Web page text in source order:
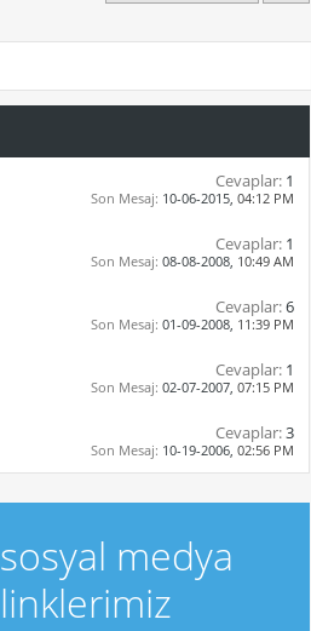
Cevaplar: 1
Son Mesaj: 10-06-2015, 04:12 PM
Cevaplar: 1
Son Mesaj: 08-08-2008, 10:49 AM
Cevaplar:6
Son Mesaj: 01-09-2008, 11:39 PM
Cevaplar: 1
Son Mesaj: 02-07-2007, 07:15 PM
Cevaplar:3
Son Mesaj: 10-19-2006, 02:56 PM
sosyal medya
linklerimiz